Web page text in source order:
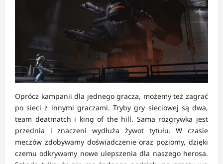
Oprócz kampanii dla jednego gracza, możemy też zagrać
po sieci z innymi graczami. Tryby gry sieciowej są dwa,
team deatmatch i king of the hill. Sama rozgrywka jest
przednia i znaczeni wydłuża żywot tytułu. W czasie
meczów zdobywamy doświadczenie oraz poziomy, dzięki
czemu odkrywamy nowe ulepszenia dla naszego herosa.